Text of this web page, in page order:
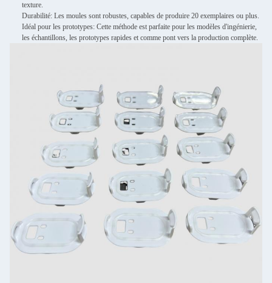
texture.
Durabilité: Les moules sont robustes, capables de produire 20 exemplaires ou plus.
Idéal pour les prototypes: Cette méthode est parfaite pour les modèles d'ingénierie,
les échantillons, les prototypes rapides et comme pont vers la production complète.